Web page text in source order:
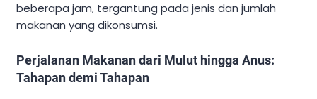
beberapa jam, tergantung pada jenis dan jumlah
makanan yang dikonsumsi.
Perjalanan Makanan dari Mulut hingga Anus:
Tahapan demi Tahapan